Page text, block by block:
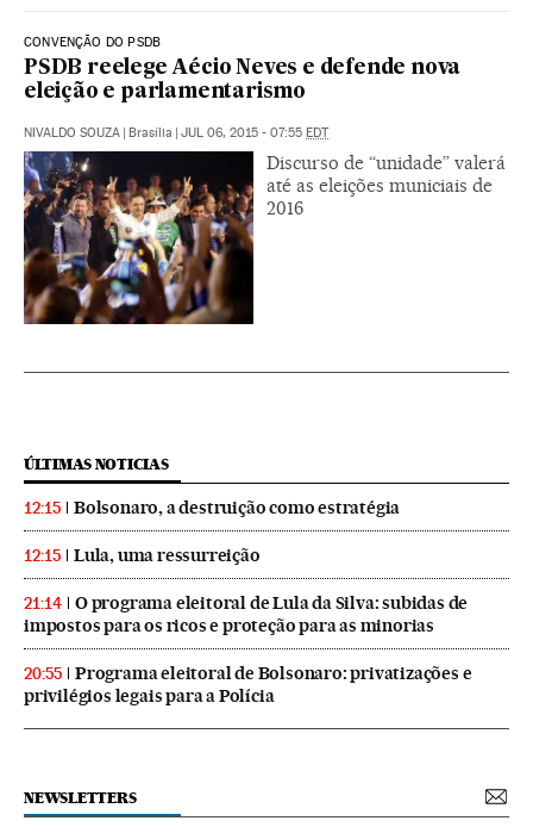
CONVENÇÃO DO PSDB
PSDB reelege Aécio Neves e defende nova
eleição e parlamentarismo
NIVALDO SOUZA Brasília JUL 06, 2015 - 07:55 EDT
Discurso de “unidade” valerá
até as eleições municiais de
2016
ÚLTIMAS NOTICIAS
12:15 Bolsonaro, a destruição como estratégia
12:15 Lula, uma ressurreição
21:14
O programa eleitoral de Lula da Silva: subidas de
impostos para os ricos e proteção para as minorias
20:55
Programa eleitoral de Bolsonaro: privatizações e
privilégios legais para a Polícia
NEWSLETTERS